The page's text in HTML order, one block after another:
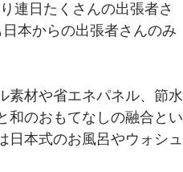
連日たくさんの出張者さ
本からの出張者さんのみ
素材や省エネパネル、節水
和のおもてなしの融合とい
日本式のお風呂やウォシュ